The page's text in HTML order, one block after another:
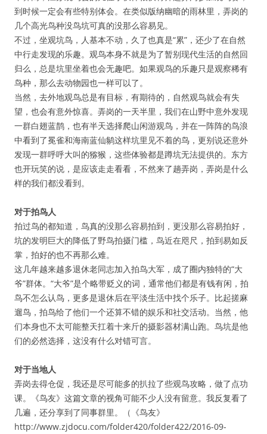
到时候一定会有些特别体会。在类似版纳幽暗的雨林里，弄岗的
几个高光鸟种没鸟坑可真的没那么容易见。
不过，坐观坑鸟，人基本不动，久了也真是“累”，还少了在自然
中行走发现的乐趣。观鸟本身不就是为了暂别现代生活的自然回
归么，总是坑里坐着也会无趣吧。如果观鸟的乐趣只是观察稀有
鸟种，那么去动物园也一样可以了。
当然，去外地观鸟总是有目标，有期待的，自然观鸟就会有失
望，也会有意外惊喜。弄岗的一天半里，我们在山野中意外发现
一群白翅蓝鹊，也有半天选择爬山闲游观鸟，并在一阵阵的鸟浪
中看到了冕雀和海南蓝仙鹟这样坑里见不着的鸟，更别说还意外
发现一群呼呼大叫的猕猴，这些体验都是蹲坑无法提供的。东方
也开玩笑的说，是应该走走看看，不然来了趟弄岗，弄岗是什么
样的我们都没看到。
对于拍鸟人
拍过鸟的都知道，鸟真的没那么容易拍到，更没那么容易拍好，
坑的发明巨大的降低了野鸟拍摄门槛，鸟近在咫尺，拍到易如反
掌，拍好的也不再那么难。
这几年越来越多退休老同志加入拍鸟大军，成了圈内独特的“大
爷”群体。“大爷”是个略带贬义的词，通常他们都是有钱有闲，拍
鸟不怎么认鸟，更多是退休后在平淡生活中找个乐子。比起搓麻
遛鸟，拍鸟给了他们一个还算不错的娱乐和社交活动。当然，他
们本身也不太可能整天扛着十来斤的摄影器材满山跑。鸟坑是他
们的必然选择，这没有什么对错可言。
对于当地人
弄岗去得仓促，我还是尽可能多的扒拉了些观鸟攻略，做了点功
课。《鸟友》这篇文章的视角可能不少人没有留意。我反复看了
几遍，还分享到了同事群里。（《鸟友》
http://www.zjdocu.com/folder420/folder422/2016-09-